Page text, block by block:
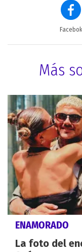
Facebok
Más
ENAMORADO
La foto del